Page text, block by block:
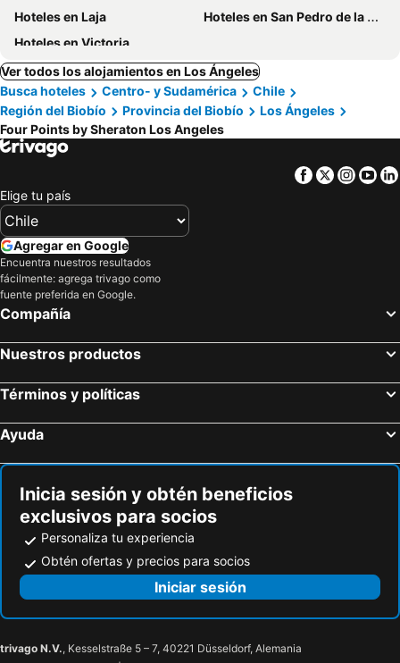
Hoteles en Laja
Hoteles en San Pedro de la Paz
Hoteles en Victoria
Ver todos los alojamientos en Los Ángeles
Busca hoteles
Centro- y Sudamérica
Chile
Región del Biobío
Provincia del Biobío
Los Ángeles
Four Points by Sheraton Los Angeles
Facebook
Twitter
Elige tu país
Agregar en Google
Encuentra nuestros resultados
fácilmente: agrega trivago como
fuente preferida en Google.
Compañía
Nuestros productos
Términos y políticas
Ayuda
Inicia sesión y obtén beneficios
exclusivos para socios
Personaliza tu experiencia
Obtén ofertas y precios para socios
Iniciar sesión
trivago N.V., Kesselstraße 5 – 7, 40221 Düsseldorf, Alemania